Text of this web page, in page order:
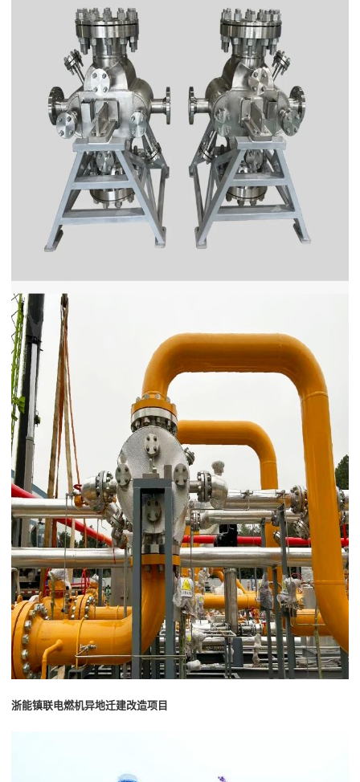
浙能镇联电燃机异地迁建改造项目